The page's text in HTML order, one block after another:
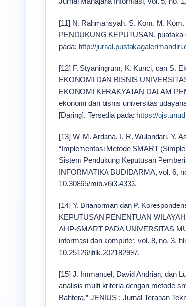
[11] N. Rahmansyah, S. Kom, M.
PENDUKUNG KEPUTUSAN. puataka
pada: http://
[12] F. Styaningrum, K. Kunci, dan S.
EKONOMI DAN BISNIS
EKONOMI KERAKYATAN DALAM
ekonomi dan bisnis universitas
[Daring]. Tersedia pada: https://
[13] W. M. Ardana, I. R. Wulandari, Y.
“Implementasi Metode SMART
Sistem Pendukung Keputusan
INFORMATIKA BUDIDARMA, vol. 6,
10.30865/mib.v6i3.4333.
[14] Y. Brianorman dan P.
KEPUTUSAN PENENTUAN
AHP-SMART PADA UNIVERSITAS
informasi dan komputer, vol. 8, no. 3,
10.25126/jtiik.202182997.
[15] J. Immanuel, David Andrian, dan
analisis multi kriteria dengan metode
Bahtera,” JENIUS : Jurnal Terapan